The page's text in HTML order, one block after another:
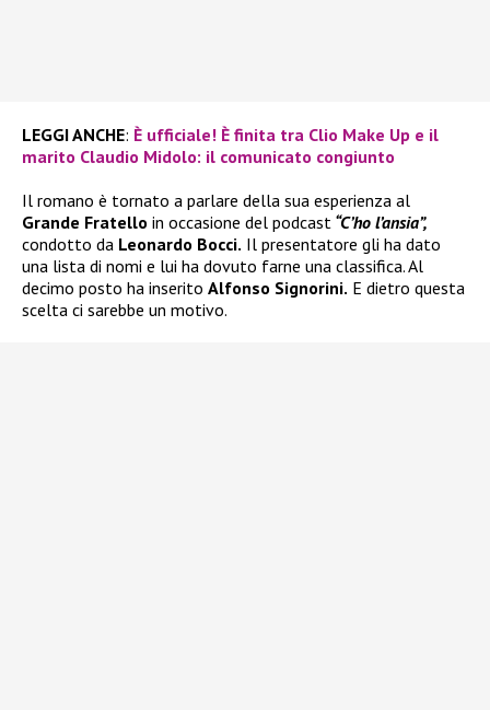
LEGGI ANCHE: È ufficiale! È finita tra Clio Make Up e il
marito Claudio Midolo: il comunicato congiunto
Il romano è tornato a parlare della sua esperienza al
Grande Fratello in occasione del podcast “C’ho l’ansia”,
condotto da Leonardo Bocci. Il presentatore gli ha dato
una lista di nomi e lui ha dovuto farne una classifica. Al
decimo posto ha inserito Alfonso Signorini. E dietro questa
scelta ci sarebbe un motivo.